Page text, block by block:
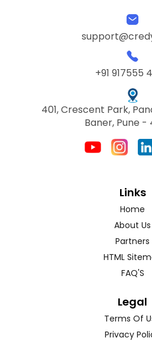
+91 917555
401, Crescent Park,
Baner, Pune -
Links
Home
About Us
Partners
HTML
FAQ'S
Legal
Terms Of
Privacy